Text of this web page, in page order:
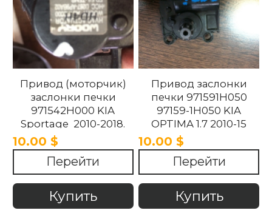
Привод (моторчик)
заслонки печки
971542H000 KIA
Sportage 2010-2018.
10.00 $
Перейти
Купить
Привод заслонки
печки 971591H050
97159-1H050 KIA
OPTIMA 1.7 2010-15
10.00 $
Перейти
Купить